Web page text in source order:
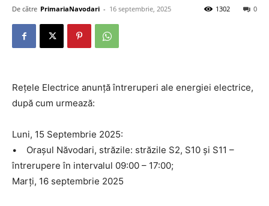
De către PrimariaNavodari - 16 septembrie, 2025 0
1302
Rețele Electrice anunță întreruperi ale energiei electrice,
după cum urmează:
Luni, 15 Septembrie 2025:
• Orașul Năvodari, străzile: străzile S2, S10 și S11 –
întrerupere în intervalul 09:00 – 17:00;
Marți, 16 septembrie 2025